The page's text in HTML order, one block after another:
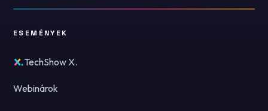
ESEMÉNYEK
TechShow X.
Webinárok